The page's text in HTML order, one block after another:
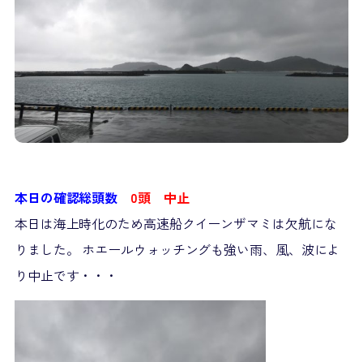
本日の確認総頭数
0頭 中止
本日は海上時化のため高速船クイーンザマミは欠航にな
りました。 ホエールウォッチングも強い雨、風、波によ
り中止です・・・